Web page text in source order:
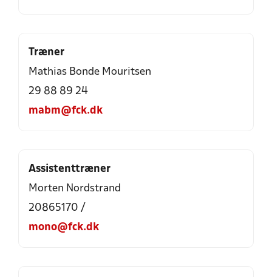
Træner
Mathias Bonde Mouritsen
29 88 89 24
mabm@fck.dk
Assistenttræner
Morten Nordstrand
20865170 /
mono@fck.dk